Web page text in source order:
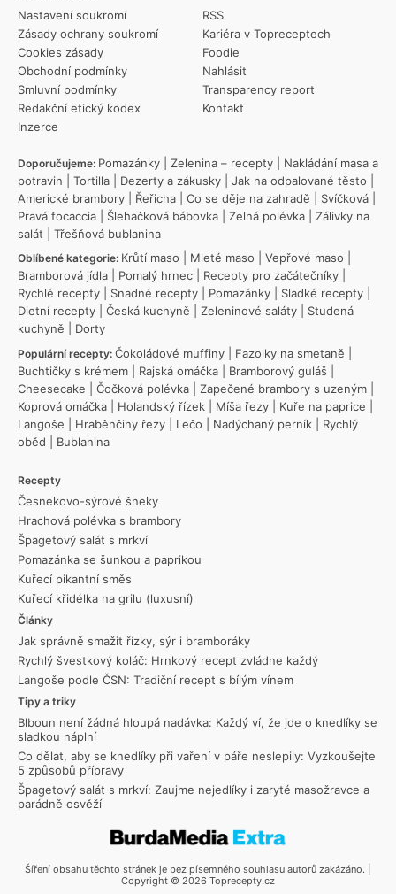
Nastavení soukromí
Zásady ochrany soukromí
Cookies zásady
Obchodní podmínky
Smluvní podmínky
Redakční etický kodex
Inzerce
RSS
Kariéra v Topreceptech
Foodie
Nahlásit
Transparency report
Kontakt
Doporučujeme: Pomazánky Zelenina – recepty
Nakládání masa a
potravin
Tortilla Dezerty a zákusky Jak na odpalované těsto
Americké brambory
Řeřicha Co se děje na zahradě Svíčková
Pravá focaccia
Šlehačková bábovka Zelná polévka
Zálivky na
salát
Třešňová bublanina
Oblíbené kategorie: Krůtí maso Mleté maso Vepřové maso
Bramborová jídla
Pomalý hrnec Recepty pro začátečníky
Rychlé recepty
Snadné recepty Pomazánky Sladké recepty
Dietní recepty
Česká kuchyně Zeleninové saláty
Studená
kuchyně
Dorty
Populární recepty: Čokoládové muffiny Fazolky na smetaně
Buchtičky s krémem
Rajská omáčka Bramborový guláš
Cheesecake
Čočková polévka Zapečené brambory s uzeným
Koprová omáčka
Holandský řízek Míša řezy Kuře na paprice
Langoše
Hraběnčiny řezy Lečo Nadýchaný perník
Rychlý
oběd
Bublanina
Recepty
Česnekovo-sýrové šneky
Hrachová polévka s brambory
Špagetový salát s mrkví
Pomazánka se šunkou a paprikou
Kuřecí pikantní směs
Kuřecí křidélka na grilu (luxusní)
Články
Jak správně smažit řízky, sýr i bramboráky
Rychlý švestkový koláč: Hrnkový recept zvládne každý
Langoše podle ČSN: Tradiční recept s bílým vínem
Tipy a triky
Blboun není žádná hloupá nadávka: Každý ví, že jde o knedlíky se
sladkou náplní
Co dělat, aby se knedlíky při vaření v páře neslepily: Vyzkoušejte
5 způsobů přípravy
Špagetový salát s mrkví: Zaujme nejedlíky i zaryté masožravce a
parádně osvěží
Šíření obsahu těchto stránek je bez písemného souhlasu autorů zakázáno. |
Copyright © 2026 Toprecepty.cz